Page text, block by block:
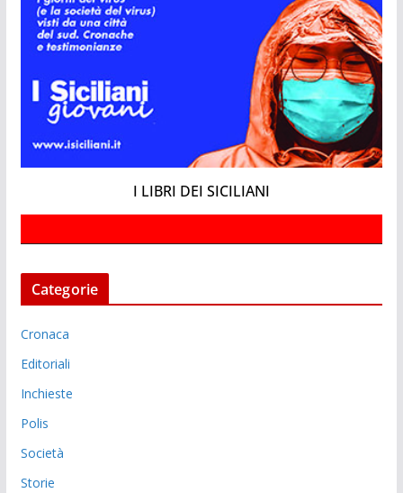
I LIBRI DEI SICILIANI
Categorie
Cronaca
Editoriali
Inchieste
Polis
Società
Storie